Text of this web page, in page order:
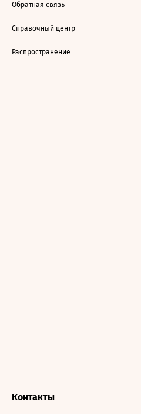
Обратная связь
Справочный центр
Распространение
Контакты